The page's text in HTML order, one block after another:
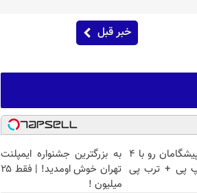
خبر قبل
اینترنت LTE پیشگامان رو با 4
پی + ترب پی
به بزرگترین جشنواره ایمپلنت
تهران خوش اومدید! | فقط ۲۵
میلیون !